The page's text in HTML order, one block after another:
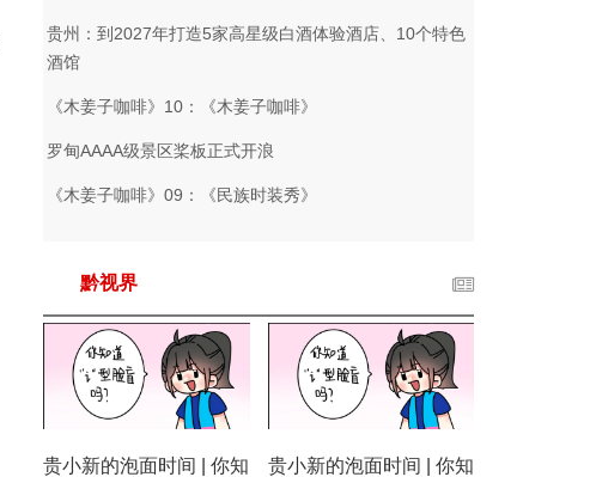
贵州：到2027年打造5家高星级白酒体验酒店、10个特色
酒馆
《木姜子咖啡》10：《木姜子咖啡》
罗甸AAAA级景区桨板正式开浪
《木姜子咖啡》09：《民族时装秀》
黔视界
贵小新的泡面时间 | 你知
贵小新的泡面时间 | 你知